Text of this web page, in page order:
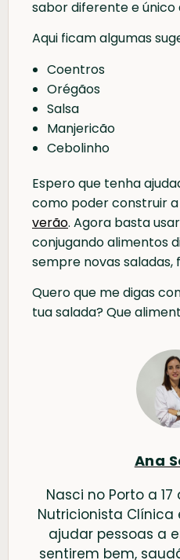
sabor diferente e único
Aqui ficam algumas
Coentros
Orégãos
Salsa
Manjericão
Cebolinho
Espero que tenha
como poder construir
verão. Agora basta
conjugando alimentos
sempre novas saladas,
Quero que me digas
tua salada? Que
Ana
Nasci no Porto a 17
Nutricionista Clínica
ajudar pessoas a
sentirem bem,